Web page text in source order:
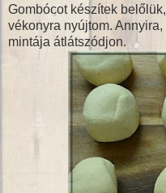
Gombócot készítek
vékonyra nyújtom.
mintája átlátszódjon.